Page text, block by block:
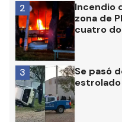
Incendio
zona de
cuatro
2
Se pasó
3